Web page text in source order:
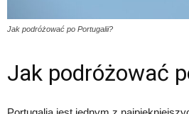
Jak podróżować po Portugalii?
Jak podróżować